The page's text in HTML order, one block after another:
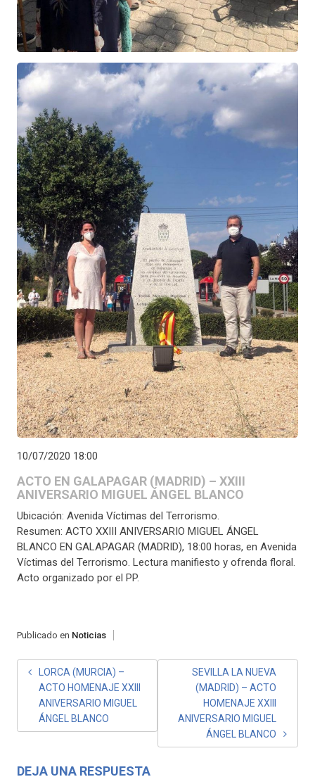
10/07/2020 18:00
ACTO EN GALAPAGAR (MADRID) – XXIII
ANIVERSARIO MIGUEL ÁNGEL BLANCO
Ubicación: Avenida Víctimas del Terrorismo.
Resumen: ACTO XXIII ANIVERSARIO MIGUEL ÁNGEL
BLANCO EN GALAPAGAR (MADRID), 18:00 horas, en Avenida
Víctimas del Terrorismo. Lectura manifiesto y ofrenda floral.
Acto organizado por el PP.
Publicado en Noticias
NAVEGACIÓN
ENTRADAS
LORCA (MURCIA) –
ACTO HOMENAJE XXIII
ANIVERSARIO MIGUEL
ÁNGEL BLANCO
SEVILLA LA NUEVA
(MADRID) – ACTO
HOMENAJE XXIII
ANIVERSARIO MIGUEL
ÁNGEL BLANCO
DEJA UNA RESPUESTA